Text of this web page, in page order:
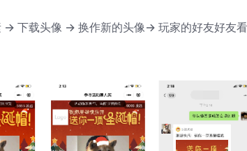
下载头像 → 换作新的头像→ 玩家的好友好友